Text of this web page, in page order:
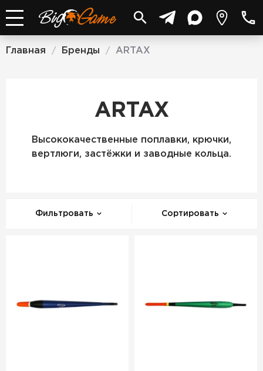
Главная / Бренды / ARTAX
ARTAX
Высококачественные поплавки, крючки,
вертлюги, застёжки и заводные кольца.
Фильтровать Сортировать